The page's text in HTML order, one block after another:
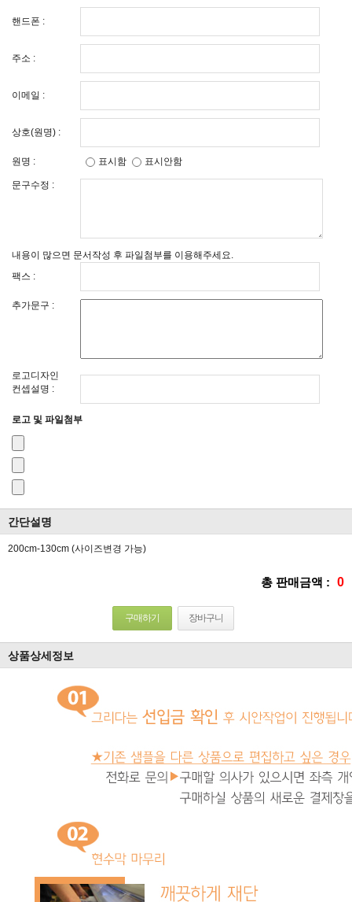
핸드폰 :
주소 :
이메일 :
상호(원명) :
원명 : 표시함 표시안함
문구수정 :
내용이 많으면 문서작성 후 파일첨부를 이용해주세요.
팩스 :
추가문구 :
로고디자인
컨셉설명 :
로고 및 파일첨부
간단설명
200cm-130cm (사이즈변경 가능)
총 판매금액 : 0
구매하기 장바구니
상품상세정보